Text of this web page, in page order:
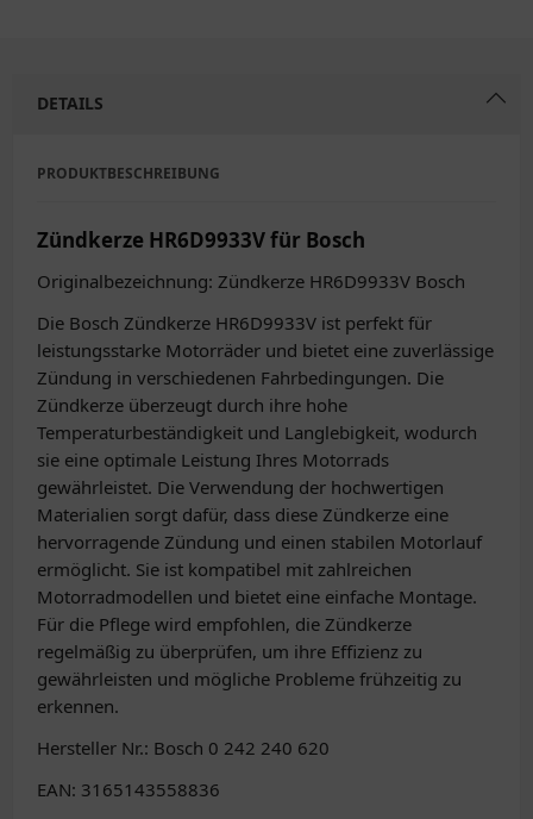
DETAILS
PRODUKTBESCHREIBUNG
Zündkerze HR6D9933V für Bosch
Originalbezeichnung: Zündkerze HR6D9933V Bosch
Die Bosch Zündkerze HR6D9933V ist perfekt für
leistungsstarke Motorräder und bietet eine zuverlässige
Zündung in verschiedenen Fahrbedingungen. Die
Zündkerze überzeugt durch ihre hohe
Temperaturbeständigkeit und Langlebigkeit, wodurch
sie eine optimale Leistung Ihres Motorrads
gewährleistet. Die Verwendung der hochwertigen
Materialien sorgt dafür, dass diese Zündkerze eine
hervorragende Zündung und einen stabilen Motorlauf
ermöglicht. Sie ist kompatibel mit zahlreichen
Motorradmodellen und bietet eine einfache Montage.
Für die Pflege wird empfohlen, die Zündkerze
regelmäßig zu überprüfen, um ihre Effizienz zu
gewährleisten und mögliche Probleme frühzeitig zu
erkennen.
Hersteller Nr.: Bosch 0 242 240 620
EAN: 3165143558836